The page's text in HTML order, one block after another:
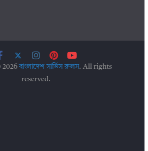
2026বাংলাদেশ সার্ভিস রুলস. All rights
reserved.